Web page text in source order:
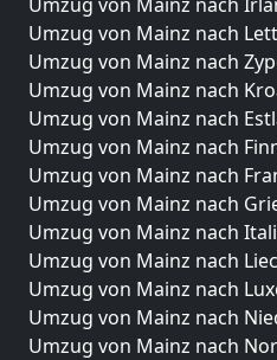
Umzug von Mainz nach
Umzug von Mainz nach
Umzug von Mainz nach
Umzug von Mainz nach
Umzug von Mainz nach
Umzug von Mainz nach
Umzug von Mainz nach
Umzug von Mainz nach
Umzug von Mainz nach
Umzug von Mainz nach
Umzug von Mainz nach
Umzug von Mainz nach